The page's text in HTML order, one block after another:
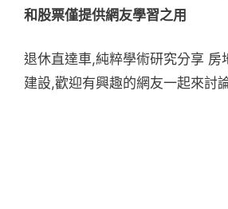
和股票僅提供網友學習之用
退休直達車,純粹學術研究分享 房
建設,歡迎有興趣的網友一起來討